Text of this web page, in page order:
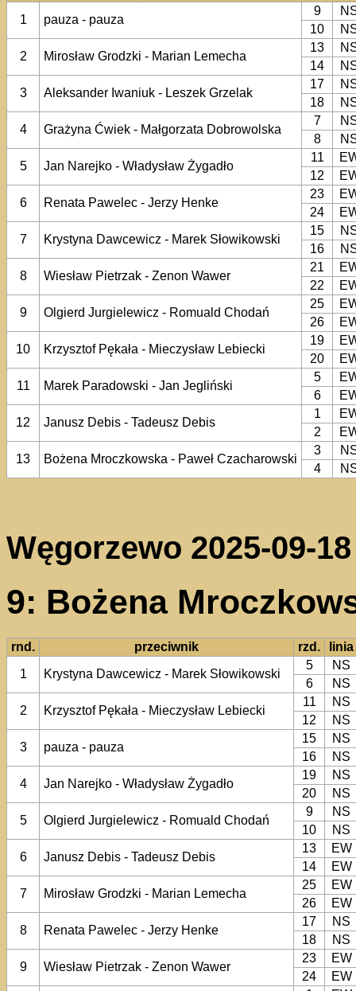
1
pauza - pauza
9
10
2
Mirosław Grodzki - Marian Lemecha
13
14
3
Aleksander Iwaniuk - Leszek Grzelak
17
18
4
Grażyna Ćwiek - Małgorzata Dobrowolska
7
8
5
Jan Narejko - Władysław Żygadło
11
12
6
Renata Pawelec - Jerzy Henke
23
24
7
Krystyna Dawcewicz - Marek Słowikowski
15
16
8
Wiesław Pietrzak - Zenon Wawer
21
22
9
Olgierd Jurgielewicz - Romuald Chodań
25
26
10
Krzysztof Pękała - Mieczysław Lebiecki
19
20
11
Marek Paradowski - Jan Jegliński
5
6
12
Janusz Debis - Tadeusz Debis
1
2
13
Bożena Mroczkowska - Paweł Czacharowski
3
4
Węgorzewo 2025-09-18
9: Bożena
rnd. przeciwnik rzd.
linia
1
Krystyna Dawcewicz - Marek Słowikowski
5
NS
6
NS
2
Krzysztof Pękała - Mieczysław Lebiecki
11
NS
12
NS
3
pauza - pauza
15
NS
16
NS
4
Jan Narejko - Władysław Żygadło
19
NS
20
NS
5
Olgierd Jurgielewicz - Romuald Chodań
9
NS
10
NS
6
Janusz Debis - Tadeusz Debis
13
EW
14
EW
7
Mirosław Grodzki - Marian Lemecha
25
EW
26
EW
8
Renata Pawelec - Jerzy Henke
17
NS
18
NS
9
Wiesław Pietrzak - Zenon Wawer
23
EW
24
EW